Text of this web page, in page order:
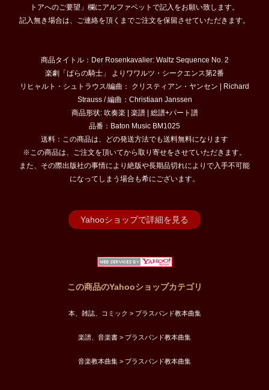
トアへのご要望」欄にアルファベットで記入をお願い致します。
記入無き場合は、ご連絡を頂くまでご注文を保留させていただきます。
商品タイトル：Der Rosenkavalier: Waltz Sequence No. 2
楽劇「ばらの騎士」 よりワワルツ・シークエンス第2番
リヒャルト・シュトラウス/編曲： クリスティアン・ヤンセン | Richard
Strauss / 編曲：Christiaan Janssen
商品形状: 吹奏楽 | 楽譜 | 総譜+パート譜
品番：Baton Music BM1025
送料：この商品は、どの発送方法でも送料無料になります
※この商品は、ご注文を頂いてから取り寄せをさせていただきます。
また、その際出版社の事情により絶版や長期品切れによりで入手不可能
になってしまう場合も希にございます。
Yahooショップで詳細を見る
この商品のYahooショップカテゴリ
本、雑誌、コミック > ブラスバンド教本曲集
楽譜、音楽書 > ブラスバンド教本曲集
音楽教本曲集 > ブラスバンド教本曲集